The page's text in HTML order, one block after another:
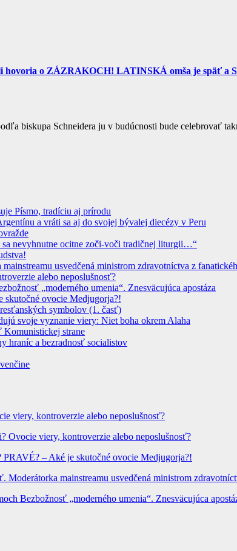
hovoria o ZÁZRAKOCH! LATINSKÁ omša je späť a
biskupa Schneidera ju v budúcnosti bude celebrovať
Písmo, tradíciu aj prírodu
a vráti sa aj do svojej bývalej diecézy v Peru
nevyhnutne ocitne zoči-voči tradičnej liturgii…“
usvedčená ministrom zdravotníctva z
alebo neposlušnosť?
„moderného umenia“. Znesväcujúca apostáza
skutočné ovocie Medjugorja?!
symbolov (1. časť)
svoje vyznanie viery: Niet boha okrem Alaha
Komunistickej strane
hraníc a bezradnosť socialistov
viery, kontroverzie alebo neposlušnosť?
Ovocie viery, kontroverzie alebo neposlušnosť?
PRAVÉ? – Aké je skutočné ovocie Medjugorja?!
Moderátorka mainstreamu usvedčená ministrom
Bezbožnosť „moderného umenia“. Znesväcujúca